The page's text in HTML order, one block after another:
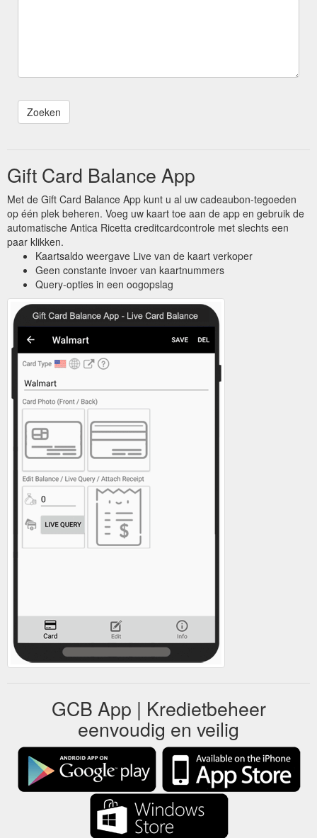
Gift Card Balance App
Met de Gift Card Balance App kunt u al uw cadeaubon-tegoeden
op één plek beheren. Voeg uw kaart toe aan de app en gebruik de
automatische Antica Ricetta creditcardcontrole met slechts een
paar klikken.
Kaartsaldo weergave Live van de kaart verkoper
Geen constante invoer van kaartnummers
Query-opties in een oogopslag
GCB App | Kredietbeheer
eenvoudig en veilig